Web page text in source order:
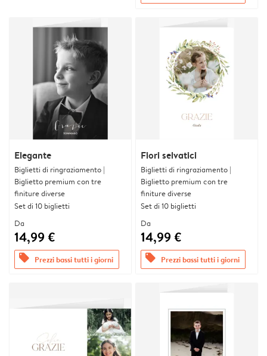
Elegante
Biglietti di ringraziamento |
Biglietto premium con tre
finiture diverse
Set di 10 biglietti
Da
14,99 €
offers Prezzi bassi tutti i giorni
Fiori selvatici
Biglietti di ringraziamento |
Biglietto premium con tre
finiture diverse
Set di 10 biglietti
Da
14,99 €
offers Prezzi bassi tutti i giorni